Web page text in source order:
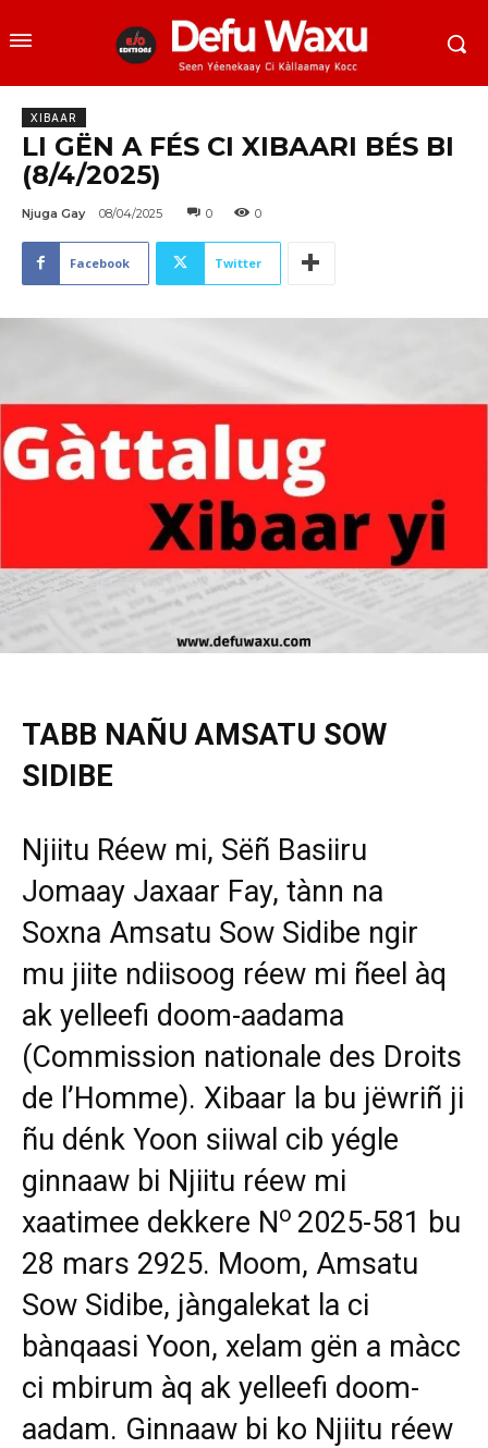
XIBAAR
LI GËN A FÉS CI XIBAARI BÉS BI
(8/4/2025)
Njuga Gay 08/04/2025 0 0
Facebook Twitter
TABB NAÑU AMSATU SOW
SIDIBE
Njiitu Réew mi, Sëñ Basiiru
Jomaay Jaxaar Fay, tànn na
Soxna Amsatu Sow Sidibe ngir
mu jiite ndiisoog réew mi ñeel àq
ak yelleefi doom-aadama
(Commission nationale des Droits
de l’Homme). Xibaar la bu jëwriñ ji
ñu dénk Yoon siiwal cib yégle
ginnaaw bi Njiitu réew mi
xaatimee dekkere No 2025-581 bu
28 mars 2925. Moom, Amsatu
Sow Sidibe, jàngalekat la ci
bànqaasi Yoon, xelam gën a màcc
ci mbirum àq ak yelleefi doom-
aadam. Ginnaaw bi ko Njiitu réew